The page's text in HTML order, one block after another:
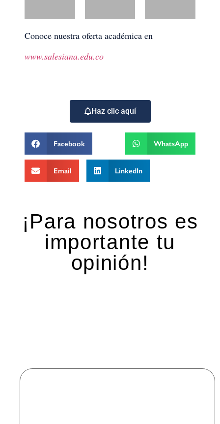
Conoce nuestra oferta académica en
www.salesiana.edu.co
Haz clic aquí
Facebook WhatsApp
Email LinkedIn
¡Para nosotros es
importante tu
opinión!